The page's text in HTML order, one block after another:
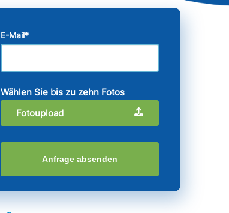
E-Mail*
Wählen Sie bis zu zehn Fotos
Fotoupload
Anfrage absenden